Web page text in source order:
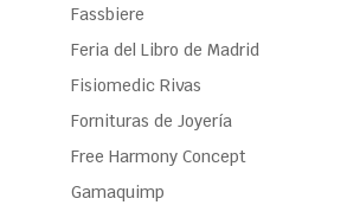
Fassbiere
Feria del Libro de Madrid
Fisiomedic Rivas
Fornituras de Joyería
Free Harmony Concept
Gamaquimp